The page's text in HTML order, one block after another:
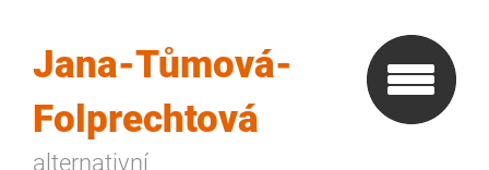
Jana-Tůmová-
Folprechtová
alternativní